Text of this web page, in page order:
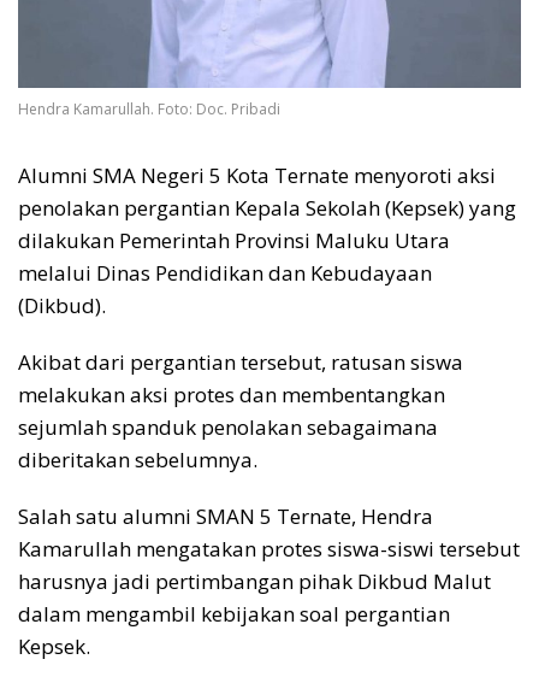
Hendra Kamarullah. Foto: Doc. Pribadi
Alumni SMA Negeri 5 Kota Ternate menyoroti aksi
penolakan pergantian Kepala Sekolah (Kepsek) yang
dilakukan Pemerintah Provinsi Maluku Utara
melalui Dinas Pendidikan dan Kebudayaan
(Dikbud).
Akibat dari pergantian tersebut, ratusan siswa
melakukan aksi protes dan membentangkan
sejumlah spanduk penolakan sebagaimana
diberitakan sebelumnya.
Salah satu alumni SMAN 5 Ternate, Hendra
Kamarullah mengatakan protes siswa-siswi tersebut
harusnya jadi pertimbangan pihak Dikbud Malut
dalam mengambil kebijakan soal pergantian
Kepsek.